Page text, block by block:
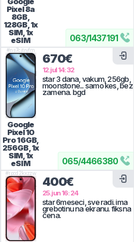
063/1437191
Pixel 8a
8GB,
128GB, 1x
SIM, 1x
eSIM
065/4466380
#ns7cjtryfm
Google
Pixel 10
Pro16GB,
256GB, 1x
SIM, 1x
eSIM
670€
12.jul 14:32
star 3 dana, vakum, 256gb,
moonstone... samo kes, bez
zamena. bgd
#rpcd2kxzzw
400€
25.jun 16:24
star 6meseci, sve radi. ima
grebotinu na ekranu. fiksna
cena.